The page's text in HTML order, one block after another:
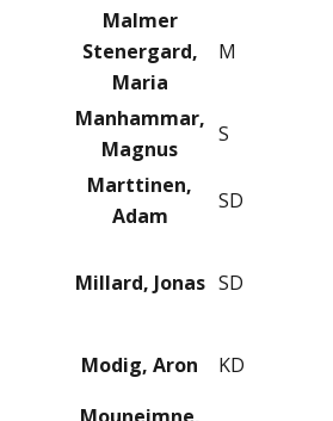
Malmer
Stenergard,
Maria
M
Manhammar,
Magnus
S
Marttinen,
Adam
SD
Millard, Jonas SD
Modig, Aron KD